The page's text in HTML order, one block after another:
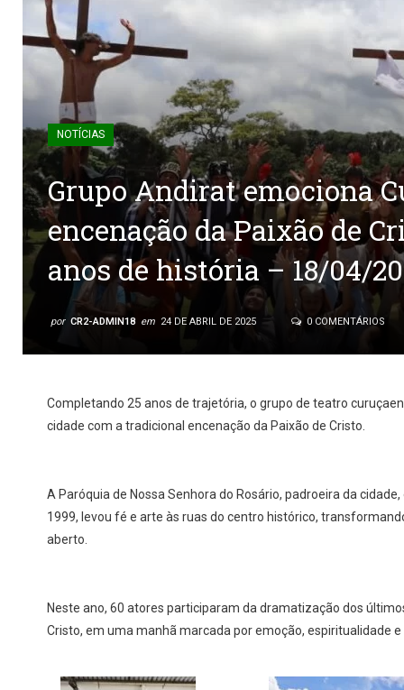
NOTÍCIAS
Grupo Andirat emociona
encenação da Paixão de
anos de história – 18/04/
por CR2-ADMIN18 em 24 DE ABRIL DE 2025 0 COMENTÁRIOS
Completando 25 anos de trajetória, o grupo de teatro
cidade com a tradicional encenação da Paixão de Cristo.
A Paróquia de Nossa Senhora do Rosário, padroeira da
1999, levou fé e arte às ruas do centro histórico,
aberto.
Neste ano, 60 atores participaram da dramatização dos
Cristo, em uma manhã marcada por emoção, espiritualidade